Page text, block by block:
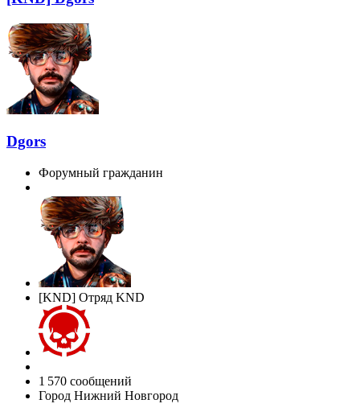
Dgors
Форумный гражданин
[KND] Отряд KND
1 570 сообщений
Город Нижний Новгород